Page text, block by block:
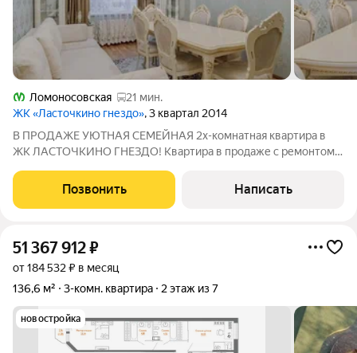
Ломоносовская
21 мин.
ЖК «Ласточкино гнездо», 3 квартал 2014
В ПРОДАЖЕ УЮТНАЯ СЕМЕЙНАЯ 2х-комнатная квартира в
ЖК ЛАСТОЧКИНО ГНЕЗДО! Квартира в продаже с ремонтом и
освещенностью в течение всего дня! Удачная планировка
позволяет грамотно организовать пространство:
Позвонить Написать
51 367 912₽
от 184 532 ₽ в месяц
136,6 м²
3-комн. квартира 2 этаж из 7
новостройка